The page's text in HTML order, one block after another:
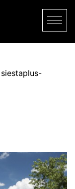
siestaplus-